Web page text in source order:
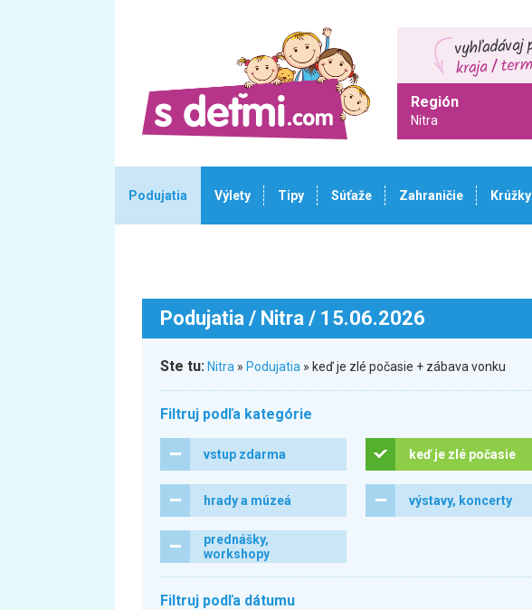
Región
Nitra
Podujatia Výlety Tipy Súťaže Zahraničie Krúžky
Podujatia / Nitra / 15.06.2026
Ste tu: Nitra » Podujatia » keď je zlé počasie + zábava vonku
Filtruj podľa kategórie
vstup zdarma keď je zlé počasie
hrady a múzeá výstavy, koncerty
prednášky,
workshopy
Filtruj podľa dátumu